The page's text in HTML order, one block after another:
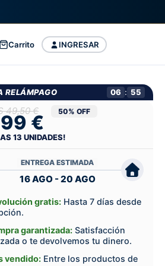
INGRESAR
Carrito
RELÁMPAGO 06 : 54
49,50 €
€ 50% OFF
13 UNIDADES!
ENTREGA ESTIMADA
16 AGO - 20 AGO
gratis: Hasta 7 días desde
garantizada: Satisfacción
o te devolvemos tu dinero.
vendido: Entre los productos de